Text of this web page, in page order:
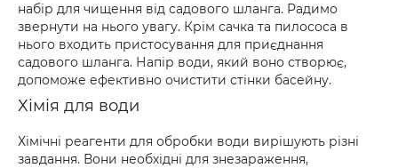
набір для чищення від садового шланга. Радимо
звернути на нього увагу. Крім сачка та пилососа в
нього входить пристосування для приєднання
садового шланга. Напір води, який воно створює,
допоможе ефективно очистити стінки басейну.
Хімія для води
Хімічні реагенти для обробки води вирішують різні
завдання. Вони необхідні для знезараження,